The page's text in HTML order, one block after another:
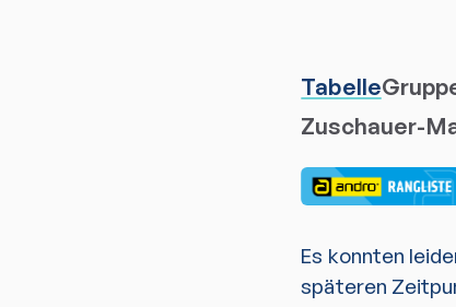
Tabelle
Zuschauer-
Es konnten
späteren